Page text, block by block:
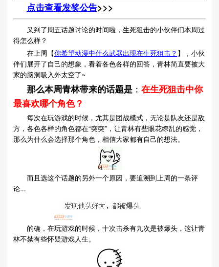
点击查看发奖公告>>>
又到了周五话题讨论的时间啦，生死狙击的小伙伴们本周过
得怎么样？
在上周【你希望动漫中什么武器出现在生死狙击？ 】，小伙
伴们展开了自己的想象，看着各色各样的回答，青林简直要被大
家的脑洞吸入外太空了~
那么本周青林带来的话题是： 在生死狙击中你
最喜欢哪个角色？
每次在玩游戏的时候，尤其是团战模式，无论是队友还是敌
方，各色各样的角色都在“突突”，让青林有些眼花缭乱的感觉，
那么为什么会选择那个角色，相信大家都有自己的想法。
而且选这个话题的另外一个原因，要追溯到上周的一条评
论...
的确，在玩游戏的时候，十次击杀有九次是被爆头，这让青
林不禁有些怀疑游戏人生。